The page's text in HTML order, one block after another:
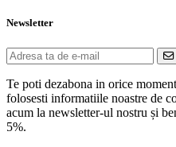
Newsletter
Te poti dezabona in orice
folosesti informatiile noastre de
acum la newsletter-ul nostru și
5%.